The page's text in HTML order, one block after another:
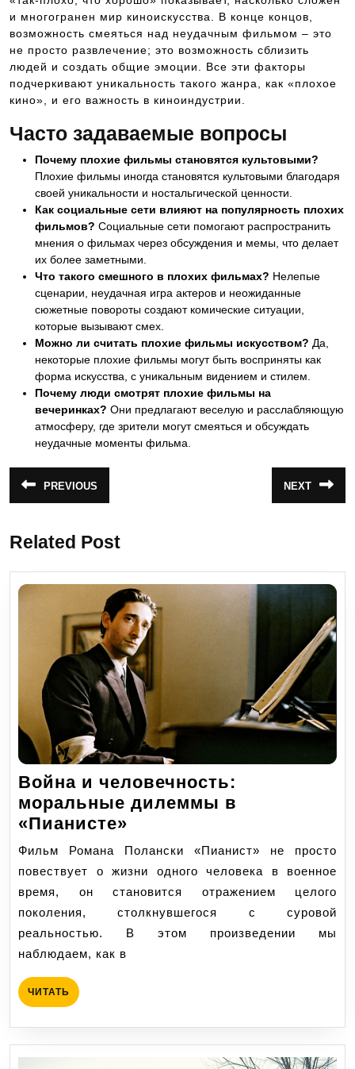
и многогранен мир киноискусства. В конце концов,
возможность смеяться над неудачным фильмом – это
не просто развлечение; это возможность сблизить
людей и создать общие эмоции. Все эти факторы
подчеркивают уникальность такого жанра, как «плохое
кино», и его важность в киноиндустрии.
Часто задаваемые вопросы
Почему плохие фильмы становятся культовыми?
Плохие фильмы иногда становятся культовыми благодаря
своей уникальности и ностальгической ценности.
Как социальные сети влияют на популярность плохих
фильмов? Социальные сети помогают распространить
мнения о фильмах через обсуждения и мемы, что делает
их более заметными.
Что такого смешного в плохих фильмах? Нелепые
сценарии, неудачная игра актеров и неожиданные
сюжетные повороты создают комические ситуации,
которые вызывают смех.
Можно ли считать плохие фильмы искусством? Да,
некоторые плохие фильмы могут быть восприняты как
форма искусства, с уникальным видением и стилем.
Почему люди смотрят плохие фильмы на
вечеринках? Они предлагают веселую и расслабляющую
атмосферу, где зрители могут смеяться и обсуждать
неудачные моменты фильма.
Навигация
по
PREVIOUS
запись:
NEXT
запись:
Related Post
Война и человечность:
моральные дилеммы в
«Пианисте»
и
человечность:
моральные
дилеммы
в
«Пианисте»
Фильм Романа Полански «Пианист» не просто
повествует о жизни одного человека в военное
время, он становится отражением целого
поколения, столкнувшегося с суровой
реальностью. В этом произведении мы
наблюдаем, как в
ЧИТАТЬ ЧИТАТЬ